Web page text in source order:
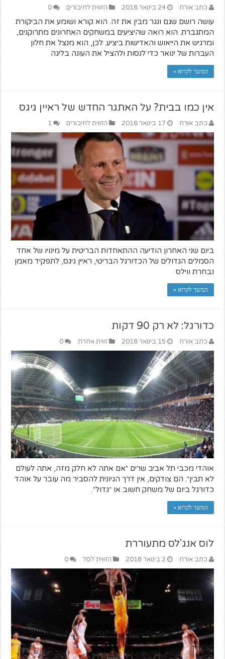
כתב אורח 24 בינואר 2018 הזווית לחיבורים 0
עושה רושם שגם ונגר מבין את זה. הוא קורא ושומע את הביקורת
המתגברת. הוא רואה שהיציעים במשחקים האחרונים מתרוקנים,
ומרגיש את הייאוש והאדישות ביציע. לכן, הוא מנצל את חלון
העברות של ינואר כדי לנסות ולהציל את העונה בליגה
המשך לקרוא »
אין כמו בבית? על האתגר החדש של ראיין גיגס
כתב אורח 17 בינואר 2018 הזווית לחיבורים 1
ביום שני האחרון הודיעה ההתאחדות הבריטית על מינויו של אחד
הסמלים הגדולים של הכדורגל הבריטי, ראיין גיגס, לתפקיד מאמן
נבחרת ווילס
המשך לקרוא »
כדורגל: לא רק 90 דקות
כתב אורח 15 בינואר 2018 זווית אחרת 0
אוהדי מכבי תל אביב שרים ״אם אתה לא חלק מזה, אתה לעולם
לא תבין״. הם צודקים, אין דרך הגיונית להסביר מה עובר על אוהד
כדורגל ביום של משחק חשוב או ״גדול״.
המשך לקרוא »
לוס אנג'לס מתעוררת
כתב אורח 2 בינואר 2018 הזווית לסל 0